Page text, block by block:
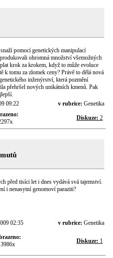
pomocí genetických manipulací
ohromná množství všemožných
krok za krokem, když to může evoluce
k tomu za zlomek ceny? Právě to dělá nová
inženýrství, která pozmění
přehršel nových unikátních kmenů. Pak
09:22 v rubrice: Genetika
Diskuze: 2
před tisíci let i dnes vydává svá tajemství.
i nenasytní genomoví paraziti?
02:35 v rubrice: Genetika
Diskuze: 1